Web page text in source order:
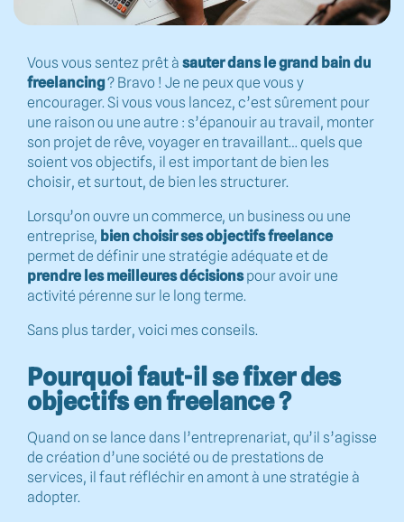
Vous vous sentez prêt à sauter dans le grand bain du
freelancing? Bravo ! Je ne peux que vous y
encourager. Si vous vous lancez, c’est sûrement pour
une raison ou une autre : s’épanouir au travail, monter
son projet de rêve, voyager en travaillant… quels que
soient vos objectifs, il est important de bien les
choisir, et surtout, de bien les structurer.
Lorsqu’on ouvre un commerce, un business ou une
entreprise, bien choisir ses objectifsfreelance
permet de définir une stratégie adéquate et de
prendre les meilleures décisionspour avoir une
activité pérenne sur le long terme.
Sans plus tarder, voici mes conseils.
Pourquoi faut-il se fixer des
objectifs en freelance ?
Quand on se lance dans l’entreprenariat, qu’il s’agisse
de création d’une société ou de prestations de
services, il faut réfléchir en amont à une stratégie à
adopter.